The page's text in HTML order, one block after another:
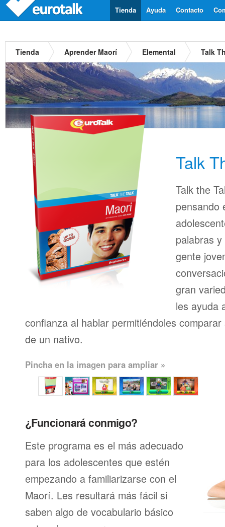
Contacto
Ayuda
Tienda
Tienda Aprender Maorí Elemental Talk
Talk
Talk the
pensando
palabras
gente
gran
les ayuda
confianza al hablar permitiéndoles
de un nativo.
Pincha en la imagen para ampliar »
¿Funcionará conmigo?
Este programa es el más adecuado
para los adolescentes que estén
empezando a familiarizarse con el
Maorí. Les resultará más fácil si
saben algo de vocabulario básico